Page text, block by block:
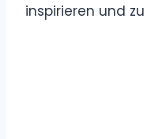
inspirieren und